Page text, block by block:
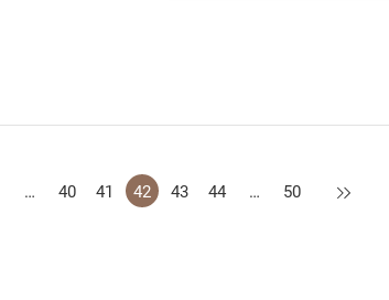
… 40 41 42 43 44 … 50 下一頁